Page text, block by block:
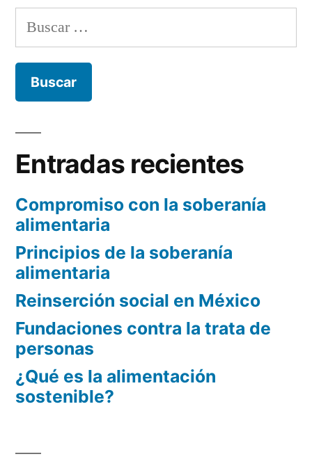
la
Buscar:
Entradas recientes
Compromiso con la soberanía
alimentaria
Principios de la soberanía
alimentaria
Reinserción social en México
Fundaciones contra la trata de
personas
¿Qué es la alimentación
sostenible?